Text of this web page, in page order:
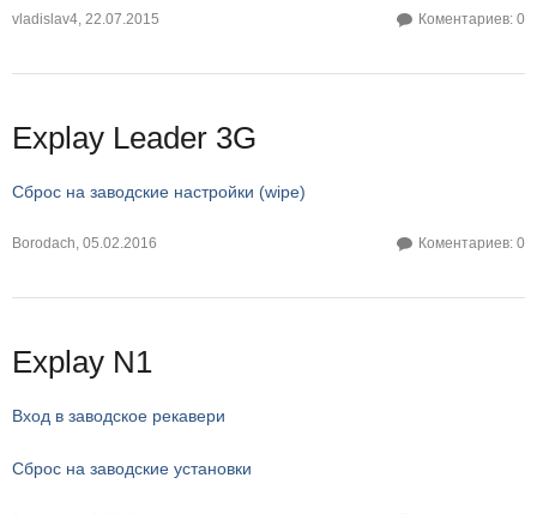
vladislav4, 22.07.2015 Коментариев: 0
Explay Leader 3G
Сброс на заводские настройки (wipe)
Borodach, 05.02.2016 Коментариев: 0
Explay N1
Вход в заводское рекавери
Сброс на заводские установки